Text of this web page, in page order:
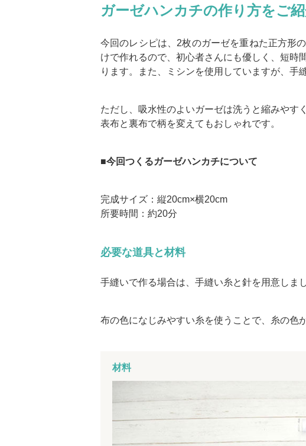
ガーゼハンカチの作り方をご
今回のレシピは、2枚のガーゼを重ねた正方形
けで作れるので、初心者さんにも優しく、短時
ります。また、ミシンを使用していますが、手
ただし、吸水性のよいガーゼは洗うと縮みやす
表布と裏布で柄を変えてもおしゃれです。
■今回つくるガーゼハンカチについて
完成サイズ：縦20cm×横20cm
所要時間：約20分
必要な道具と材料
手縫いで作る場合は、手縫い糸と針を用意しま
布の色になじみやすい糸を使うことで、糸の色
材料